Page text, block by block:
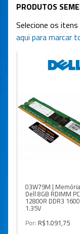
PRODUTOS
Selecione os
aqui para marcar
03W79M |
Dell 8GB RDIMM
12800R DDR3
1.35V
Por: R$1.091,75